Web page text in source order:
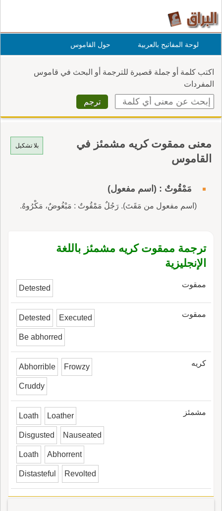
لوحة المفاتيح بالعربية حول القاموس
اكتب كلمة أو جملة قصيرة للترجمة أو البحث في قاموس
المفردات
بلا تشكيل
معنى ممقوت كريه مشمئز في
القاموس
مَمْقُوتٌ : (اسم مفعول)
(اسم مفعول من مَقَتَ). رَجُلٌ مَمْقُوتٌ : مَبْغُوضٌ، مَكْرُوهٌ.
ترجمة ممقوت كريه مشمئز باللغة
الإنجليزية
ممقوت Detested
ممقوت Detested Executed
Be abhorred
كريه Abhorrible Frowzy
Cruddy
مشمئز Loath Loather
Disgusted Nauseated
Loath Abhorrent
Distasteful Revolted